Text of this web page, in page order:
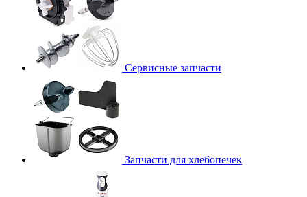
Сервисные запчасти
Запчасти для хлебопечек